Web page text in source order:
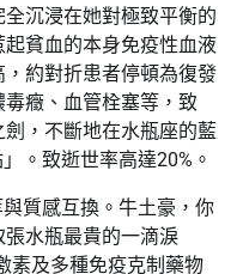
沉浸在她對極致平衡的
貧血的本身免疫性血液
約對折患者停頓為復發
癥、血管栓塞等，致
，不斷地在水瓶座的藍
。致逝世率高達20%。
質感互換。牛土豪，你
水瓶最貴的一滴淚
素及多種免疫克制藥物